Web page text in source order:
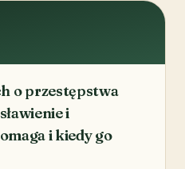
o przestępstwa
i
i kiedy go